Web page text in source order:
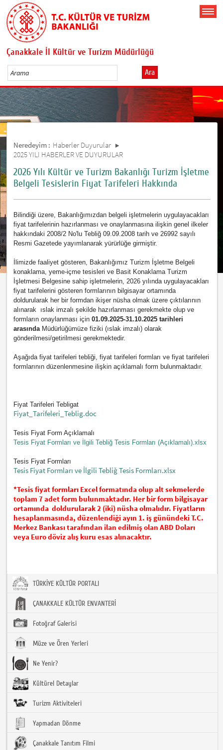
Çanakkale İl Kültür ve Turizm Müdürlüğü
Ara
Neredeyim : Haberler Duyurular
2025 YILI HABERLER VE DUYURULAR
2026 Yılı Kültür ve Turizm Bakanlığı Turizm İşletme
Belgeli Tesislerin Fiyat Tarifeleri Hakkında
Bilindiği üzere, Bakanlığımızdan belgeli işletmelerin uygulayacakları
fiyat tarifelerinin hazırlanması ve onaylanmasına ilişkin genel ilkeler
hakkındaki 2008/2 No'lu Tebliğ 09.09.2008 tarih ve 26992 sayılı
Resmi Gazetede yayımlanarak yürürlüğe girmiştir.
İlimizde faaliyet gösteren, Bakanlığımız Turizm İşletme Belgeli
konaklama, yeme-içme tesisleri ve Basit Konaklama Turizm
İşletmesi Belgesine sahip işletmelerin, 2026 yılında uygulayacakları
fiyat tarifelerini gösteren formlarının bilgisayar ortamında
doldurularak her bir formdan ikişer nüsha olmak üzere çıktılarının
alınarak ıslak imzalı şekilde hazırlanması gerekmekte olup ve
formların onaylanması için01.09.2025-31.10.2025 tarihleri
arasında Müdürlüğümüze fiziki (ıslak imzalı) olarak
gönderilmesi/getirilmesi gerekmektedir.
Aşağıda fiyat tarifeleri tebliği, fiyat tarifeleri formları ve fiyat tarifeleri
formlarının düzenlenmesine ilişkin açıklamalı form bulunmaktadır.
Fiyat Tarifeleri Tebligat
Fiyat_Tarifeleri_Teblig.doc
Tesis Fiyat Form Açıklamalı
Tesis Fiyat Formları ve İlgili Tebliğ Tesis Formları (Açıklamalı).xlsx
Tesis Fiyat Formları
Tesis Fiyat Formları ve İlgili Tebliğ Tesis Formları.xlsx
*Tesis fiyat formları Excel formatında olup alt sekmelerde
toplam 7 adet form bulunmaktadır. Her bir form bilgisayar
ortamında doldurularak 2 (iki) nüsha olmalıdır. Fiyatların
hesaplanmasında, düzenlendiği ayın 1. iş günündeki T.C.
Merkez Bankası tarafından ilan edilmiş olan ABD Doları
veya Euro döviz alış kuru esas alınacaktır.
TÜRKİYE KÜLTÜR PORTALI
ÇANAKKALE KÜLTÜR ENVANTERİ
Fotoğraf Galerisi
Müze ve Ören Yerleri
Ne Yenir?
Kültürel Detaylar
Turizm Aktiviteleri
Yapmadan Dönme
Çanakkale Tanıtım Filmi